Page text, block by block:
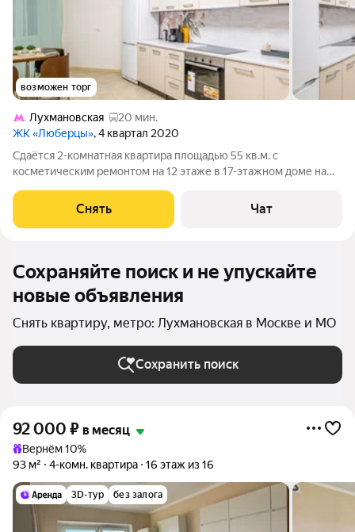
возможен торг
Лухмановская
20 мин.
ЖК «Люберцы», 4 квартал 2020
Сдаётся 2-комнатная квартира площадью 55 кв.м. с
косметическим ремонтом на 12 этаже в 17-этажном доме на
и на улицу. В подъезде
Снять Чат
Сохраняйте поиск и не упускайте
новые объявления
Снять квартиру, метро: Лухмановская в Москве и МО
Сохранить поиск
92 000 ₽ в месяц
Вернём 10%
93 м²
4-комн. квартира 16 этаж из 16
3D-тур без залога